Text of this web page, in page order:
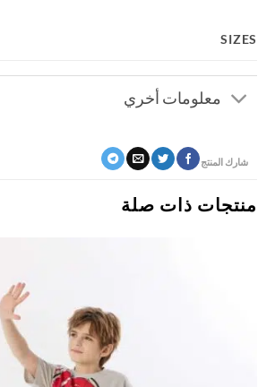
SIZES
معلومات أخري
شارك المنتج
منتجات ذات صلة